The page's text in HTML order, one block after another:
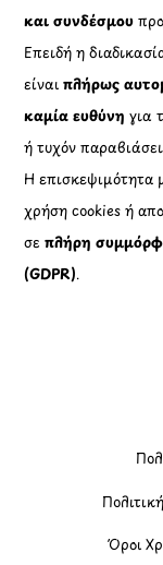
και συνδέσμου
Επειδή η
είναιπλήρως
καμία ευθύνη για
ή τυχόν
Η επισκεψιμότητα
χρήση cookies ή
σεπλήρη
(GDPR).
Όροι